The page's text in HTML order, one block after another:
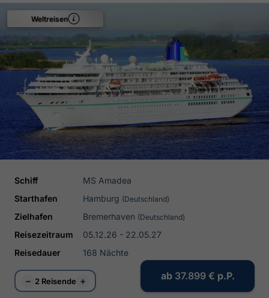
Weltreisen
Schiff
MS Amadea
Starthafen
Hamburg (Deutschland)
Zielhafen Bremerhaven (Deutschland)
Reisezeitraum
05.12.26 - 22.05.27
Reisedauer
168 Nächte
− 2 Reisende + ab 37.899 € p.P.